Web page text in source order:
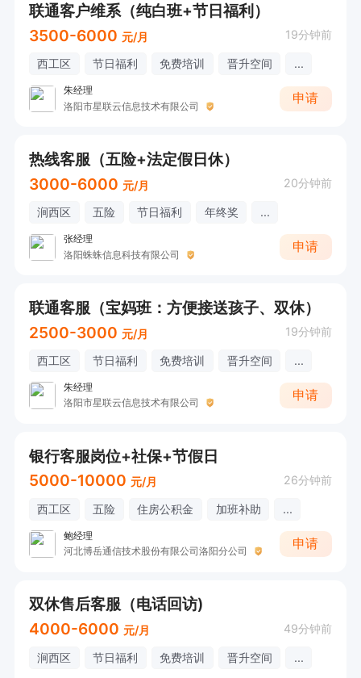
说下优势
1.深耕电商珠宝行业数余年，客源公司提供，无需
自己开拓，无需陌拜，客户都是主动添加。
3.我们是盈利良好的企业，业务稳定，积累型业务
模式，多劳者必多得，毫不担心开不下去
4.公司管理者来之于行业佼佼者，所以你想学习，
有人教~
加薪大翻倍:
销售专员一销售组长一销售主管一销售总监   完善
缴纳社保、下午茶、节日礼品、带薪休假、不定时
聚餐、团建活动、婚假、产假、丧假等。
全天中央空调，办公室环境优美冬暖夏凉~
音乐氛围，气氛轻松舒适;
团队活力满满 沟通无压力，充满欢声笑语hahaha
【点击申请职位，线上投递简历，即可电话联系
我】
联通客户维系（纯白班+节日福利）
3500-6000 元/月 19分钟前
西工区 节日福利 免费培训 晋升空间 ...
朱经理
洛阳市星联云信息技术有限公司
申请
热线客服（五险+法定假日休）
3000-6000 元/月 20分钟前
涧西区 五险 节日福利 年终奖 ...
张经理
洛阳蛛蛛信息科技有限公司
申请
联通客服（宝妈班：方便接送孩子、双休）
2500-3000 元/月 19分钟前
西工区 节日福利 免费培训 晋升空间 ...
朱经理
洛阳市星联云信息技术有限公司
申请
银行客服岗位+社保+节假日
5000-10000 元/月 26分钟前
西工区 五险 住房公积金 加班补助 ...
鲍经理
河北博岳通信技术股份有限公司洛阳分公司
申请
双休售后客服（电话回访)
4000-6000 元/月 49分钟前
涧西区 节日福利 免费培训 晋升空间 ...